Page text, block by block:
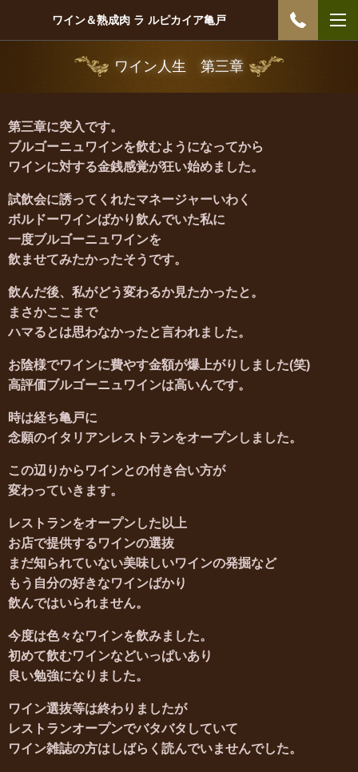
ワイン＆熟成肉 ラ ルピカイア亀戸
ワイン人生 第三章
第三章に突入です。
ブルゴーニュワインを飲むようになってから
ワインに対する金銭感覚が狂い始めました。
試飲会に誘ってくれたマネージャーいわく
ボルドーワインばかり飲んでいた私に
一度ブルゴーニュワインを
飲ませてみたかったそうです。
飲んだ後、私がどう変わるか見たかったと。
まさかここまで
ハマるとは思わなかったと言われました。
お陰様でワインに費やす金額が爆上がりしました(笑)
高評価ブルゴーニュワインは高いんです。
時は経ち亀戸に
念願のイタリアンレストランをオープンしました。
この辺りからワインとの付き合い方が
変わっていきます。
レストランをオープンした以上
お店で提供するワインの選抜
まだ知られていない美味しいワインの発掘など
もう自分の好きなワインばかり
飲んではいられません。
今度は色々なワインを飲みました。
初めて飲むワインなどいっぱいあり
良い勉強になりました。
ワイン選抜等は終わりましたが
レストランオープンでバタバタしていて
ワイン雑誌の方はしばらく読んでいませんでした。